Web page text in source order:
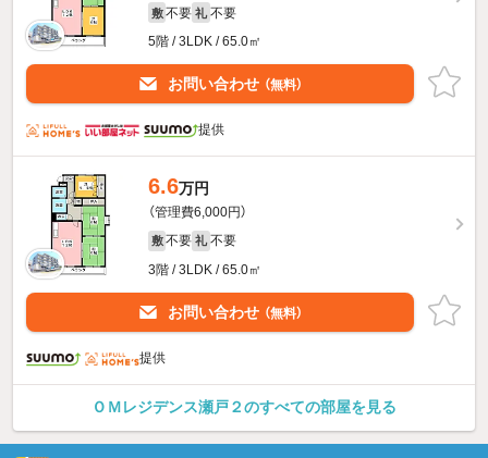
敷 不要 礼 不要
5階 / 3LDK / 65.0㎡
お問い合わせ （無料）
提供
6.6万円
（管理費6,000円）
敷 不要 礼 不要
3階 / 3LDK / 65.0㎡
お問い合わせ （無料）
提供
ＯＭレジデンス瀬戸２のすべての部屋を見る